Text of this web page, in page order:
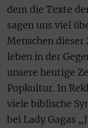
dem die Texte
sagen uns viel
Menschen dieser
leben in der
unsere heutige
Popkultur. In
viele biblische
bei Lady Gagas